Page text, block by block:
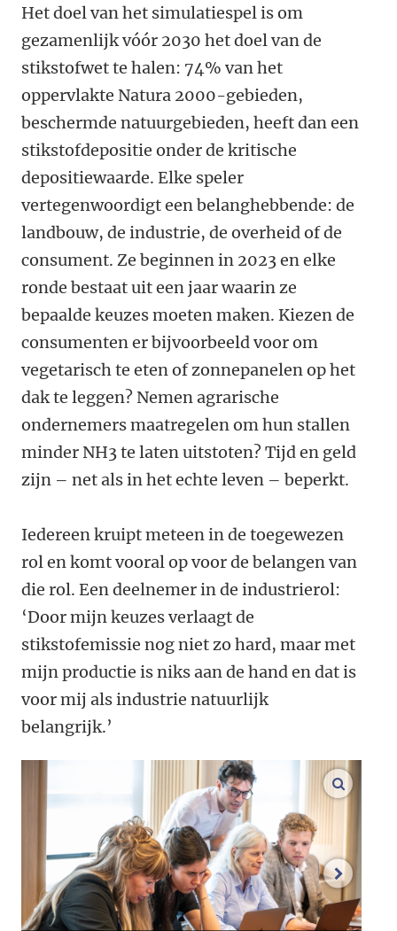
Het doel van het simulatiespel is om
gezamenlijk vóór 2030 het doel van de
stikstofwet te halen: 74% van het
oppervlakte Natura 2000-gebieden,
beschermde natuurgebieden, heeft dan een
stikstofdepositie onder de kritische
depositiewaarde. Elke speler
vertegenwoordigt een belanghebbende: de
landbouw, de industrie, de overheid of de
consument. Ze beginnen in 2023 en elke
ronde bestaat uit een jaar waarin ze
bepaalde keuzes moeten maken. Kiezen de
consumenten er bijvoorbeeld voor om
vegetarisch te eten of zonnepanelen op het
dak te leggen? Nemen agrarische
ondernemers maatregelen om hun stallen
minder NH3 te laten uitstoten? Tijd en geld
zijn – net als in het echte leven – beperkt.
Iedereen kruipt meteen in de toegewezen
rol en komt vooral op voor de belangen van
die rol. Een deelnemer in de industrierol:
‘Door mijn keuzes verlaagt de
stikstofemissie nog niet zo hard, maar met
mijn productie is niks aan de hand en dat is
voor mij als industrie natuurlijk
belangrijk.’